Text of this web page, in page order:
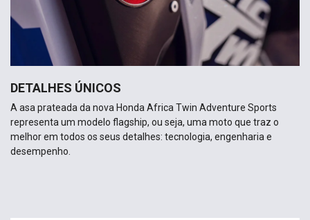
DETALHES ÚNICOS
A asa prateada da nova Honda Africa Twin Adventure Sports
representa um modelo flagship, ou seja, uma moto que traz o
melhor em todos os seus detalhes: tecnologia, engenharia e
desempenho.